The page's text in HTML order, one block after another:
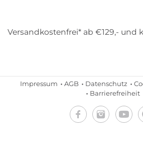
Versandkostenfrei* ab €129,- und
Impressum AGB Datenschutz
Barrierefreiheit